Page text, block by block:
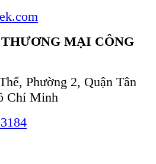
MẠI CÔNG
Phường 2, Quận Tân
Chí Minh